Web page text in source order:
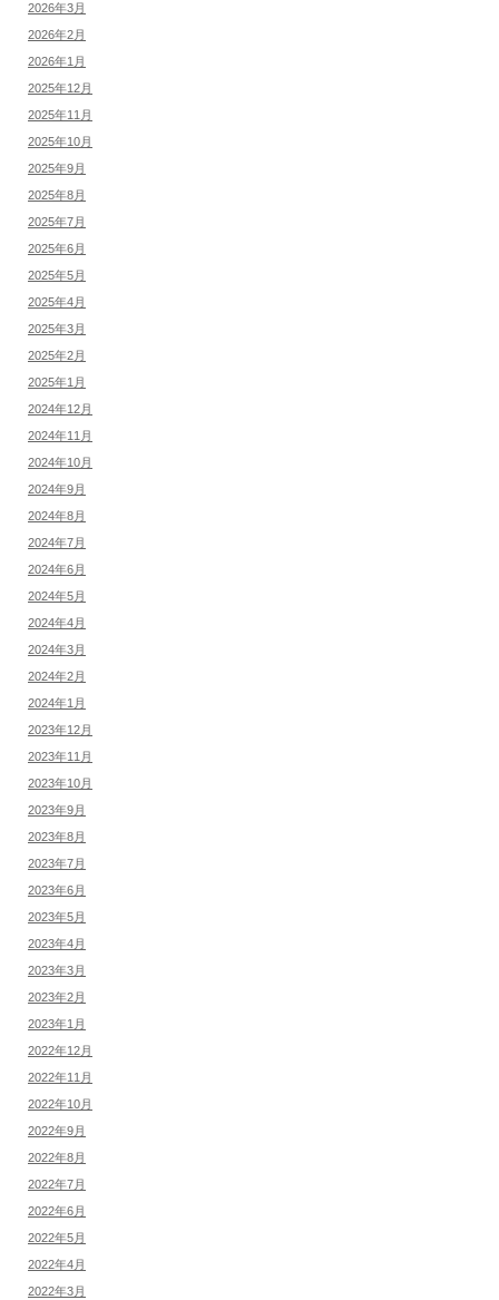
2026年3月
2026年2月
2026年1月
2025年12月
2025年11月
2025年10月
2025年9月
2025年8月
2025年7月
2025年6月
2025年5月
2025年4月
2025年3月
2025年2月
2025年1月
2024年12月
2024年11月
2024年10月
2024年9月
2024年8月
2024年7月
2024年6月
2024年5月
2024年4月
2024年3月
2024年2月
2024年1月
2023年12月
2023年11月
2023年10月
2023年9月
2023年8月
2023年7月
2023年6月
2023年5月
2023年4月
2023年3月
2023年2月
2023年1月
2022年12月
2022年11月
2022年10月
2022年9月
2022年8月
2022年7月
2022年6月
2022年5月
2022年4月
2022年3月